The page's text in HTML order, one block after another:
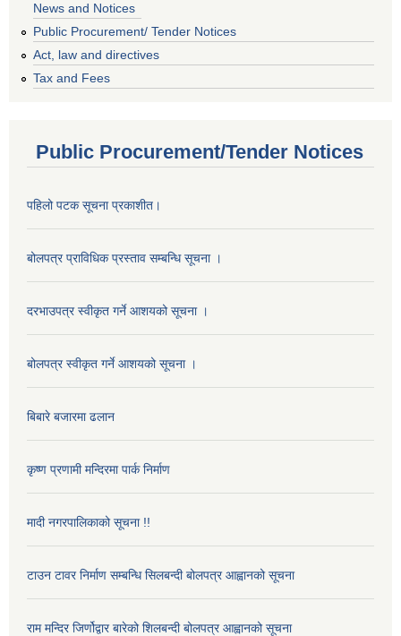
News and Notices
Public Procurement/ Tender Notices
Act, law and directives
Tax and Fees
Public Procurement/Tender Notices
पहिलो पटक सूचना प्रकाशीत।
बोलपत्र प्राविधिक प्रस्ताव सम्बन्धि सूचना ।
दरभाउपत्र स्वीकृत गर्ने आशयको सूचना ।
बोलपत्र स्वीकृत गर्ने आशयको सूचना ।
बिबारे बजारमा ढलान
कृष्ण प्रणामी मन्दिरमा पार्क निर्माण
मादी नगरपालिकाको सूचना !!
टाउन टावर निर्माण सम्बन्धि सिलबन्दी बोलपत्र आह्वानको सूचना
राम मन्दिर जिर्णोद्वार बारेको शिलबन्दी बोलपत्र आह्वानको सूचना